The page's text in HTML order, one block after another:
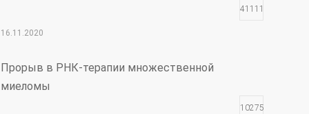
411116
16.11.2020
Прорыв в РНК-терапии множественной
миеломы
102754